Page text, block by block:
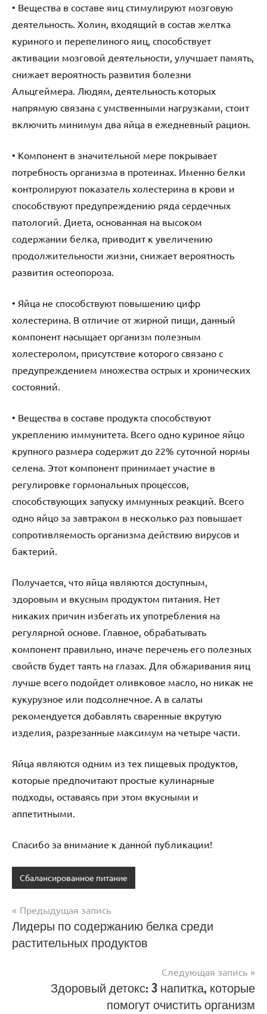
• Вещества в составе яиц стимулируют мозговую
деятельность. Холин, входящий в состав желтка
куриного и перепелиного яиц, способствует
активации мозговой деятельности, улучшает память,
снижает вероятность развития болезни
Альцгеймера. Людям, деятельность которых
напрямую связана с умственными нагрузками, стоит
включить минимум два яйца в ежедневный рацион.
• Компонент в значительной мере покрывает
потребность организма в протеинах. Именно белки
контролируют показатель холестерина в крови и
способствуют предупреждению ряда сердечных
патологий. Диета, основанная на высоком
содержании белка, приводит к увеличению
продолжительности жизни, снижает вероятность
развития остеопороза.
• Яйца не способствуют повышению цифр
холестерина. В отличие от жирной пищи, данный
компонент насыщает организм полезным
холестеролом, присутствие которого связано с
предупреждением множества острых и хронических
состояний.
• Вещества в составе продукта способствуют
укреплению иммунитета. Всего одно куриное яйцо
крупного размера содержит до 22% суточной нормы
селена. Этот компонент принимает участие в
регулировке гормональных процессов,
способствующих запуску иммунных реакций. Всего
одно яйцо за завтраком в несколько раз повышает
сопротивляемость организма действию вирусов и
бактерий.
Получается, что яйца являются доступным,
здоровым и вкусным продуктом питания. Нет
никаких причин избегать их употребления на
регулярной основе. Главное, обрабатывать
компонент правильно, иначе перечень его полезных
свойств будет таять на глазах. Для обжаривания яиц
лучше всего подойдет оливковое масло, но никак не
кукурузное или подсолнечное. А в салаты
рекомендуется добавлять сваренные вкрутую
изделия, разрезанные максимум на четыре части.
Яйца являются одним из тех пищевых продуктов,
которые предпочитают простые кулинарные
подходы, оставаясь при этом вкусными и
аппетитными.
Спасибо за внимание к данной публикации!
Сбалансированное питание
Навигация
по
Предыдущая запись
Лидеры по содержанию белка среди
растительных продуктов
Следующая запись
Здоровый детокс: 3 напитка, которые
помогут очистить организм